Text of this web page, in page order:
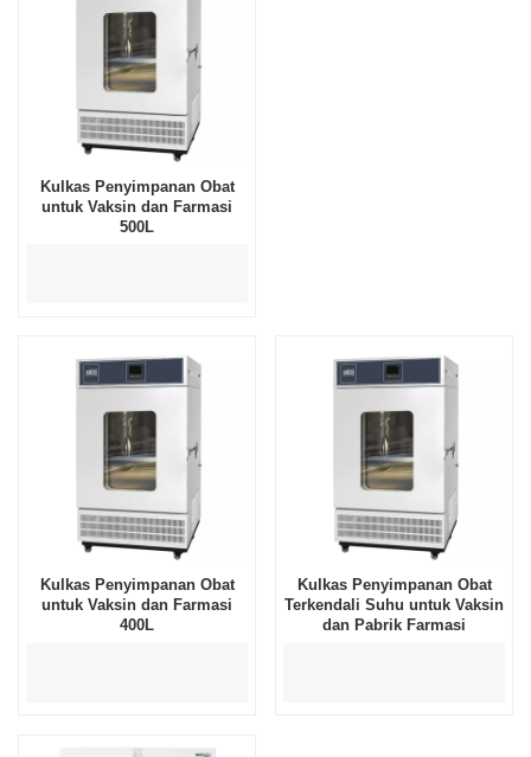
Kulkas Penyimpanan Obat
untuk Vaksin dan Farmasi
500L
Kulkas Penyimpanan Obat
untuk Vaksin dan Farmasi
400L
Kulkas Penyimpanan Obat
Terkendali Suhu untuk Vaksin
dan Pabrik Farmasi